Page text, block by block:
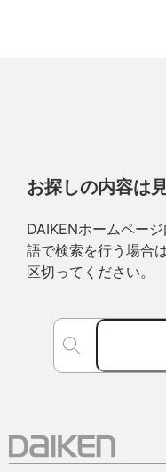
お探しの内容は
DAIKENホームペー
語で検索を行う場合
区切ってください。